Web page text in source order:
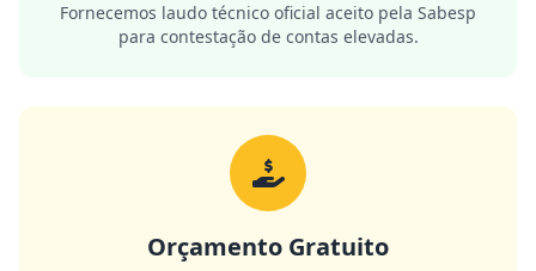
Fornecemos laudo técnico oficial aceito pela Sabesp
para contestação de contas elevadas.
Orçamento Gratuito